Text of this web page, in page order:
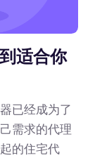
适合你
已经成为了
需求的代理
的住宅代